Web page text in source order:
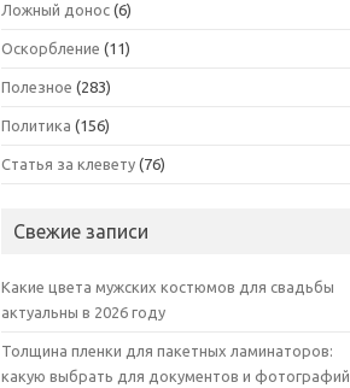
Ложный донос (6)
Оскорбление (11)
Полезное (283)
Политика (156)
Статья за клевету (76)
Свежие записи
Какие цвета мужских костюмов для свадьбы
актуальны в 2026 году
Толщина пленки для пакетных ламинаторов:
какую выбрать для документов и фотографий